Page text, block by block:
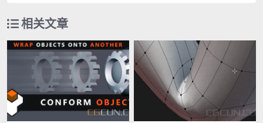
相关文章